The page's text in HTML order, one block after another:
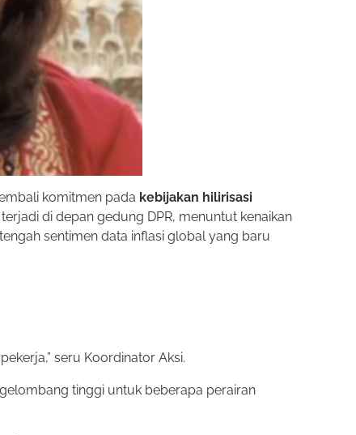
komitmen pada kebijakan hilirisasi
di depan gedung DPR, menuntut kenaikan
sentimen data inflasi global yang baru
seru Koordinator Aksi.
tinggi untuk beberapa perairan